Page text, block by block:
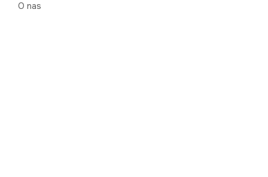
O nas